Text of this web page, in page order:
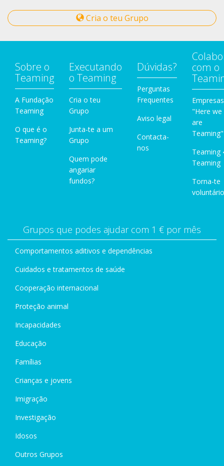
Cria o teu Grupo
Sobre o
Teaming
A Fundação
Teaming
O que é o
Teaming?
Executando
o Teaming
Cria o teu
Grupo
Junta-te a um
Grupo
Quem pode
angariar
fundos?
Dúvidas?
Perguntas
Frequentes
Aviso legal
Contacta-
nos
com o
Empresas
"Here we
are
Teaming"
Teaming
Teaming
Torna-te
Grupos que podes ajudar com 1 € por mês
Comportamentos aditivos e dependências
Cuidados e tratamentos de saúde
Cooperação internacional
Proteção animal
Incapacidades
Educação
Famílias
Crianças e jovens
Imigração
Investigação
Idosos
Outros Grupos